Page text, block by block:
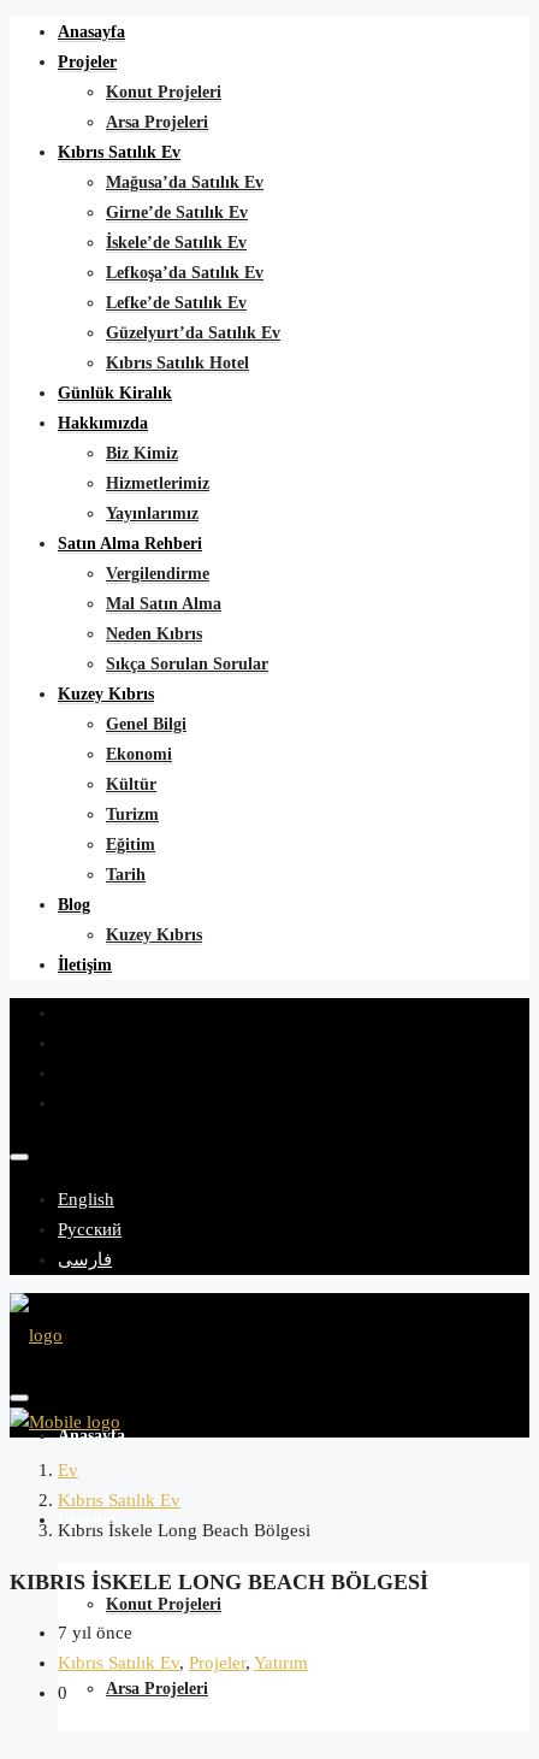
Anasayfa
Projeler
Konut Projeleri
Arsa Projeleri
Kıbrıs Satılık Ev
Mağusa’da Satılık Ev
Girne’de Satılık Ev
İskele’de Satılık Ev
Lefkoşa’da Satılık Ev
Lefke’de Satılık Ev
Güzelyurt’da Satılık Ev
Kıbrıs Satılık Hotel
Günlük Kiralık
Hakkımızda
Biz Kimiz
Hizmetlerimiz
Yayınlarımız
Satın Alma Rehberi
Vergilendirme
Mal Satın Alma
Neden Kıbrıs
Sıkça Sorulan Sorular
Kuzey Kıbrıs
Genel Bilgi
Ekonomi
Kültür
Turizm
Eğitim
Tarih
Blog
Kuzey Kıbrıs
İletişim
English
Русский
فارسی
Anasayfa
Projeler
Konut Projeleri
Arsa Projeleri
Ev
Kıbrıs Satılık Ev
Kıbrıs İskele Long Beach Bölgesi
KIBRIS İSKELE LONG BEACH BÖLGESI
7 yıl önce
Kıbrıs Satılık Ev, Projeler, Yatırım
0